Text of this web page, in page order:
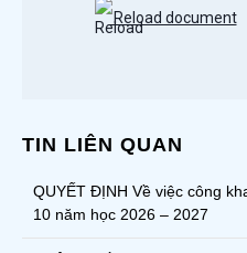
Reload document
TIN LIÊN QUAN
QUYẾT ĐỊNH Về việc công
10 năm học 2026 – 2027